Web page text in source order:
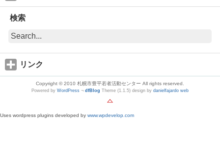
検索
リンク
Copyright © 2010 札幌市豊平若者活動センター All rights reserved.
Powered by WordPress ¬ dfBlog Theme (1.1.5) design by danielfajardo web
Uses wordpress plugins developed by www.wpdevelop.com